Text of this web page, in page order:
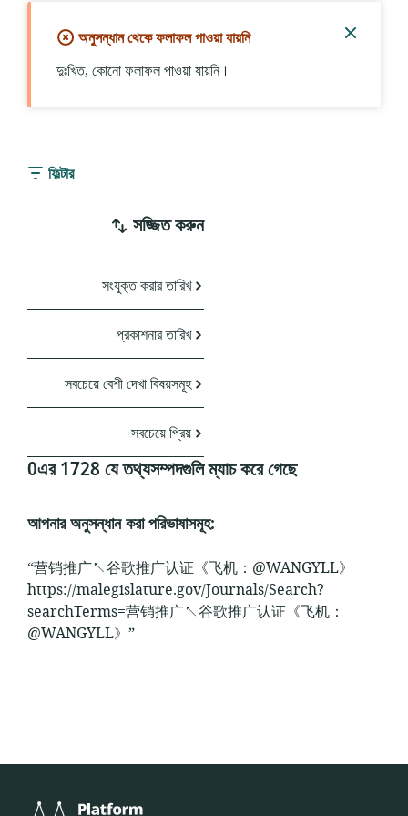
অনুসন্ধান থেকে ফলাফল পাওয়া যায়নি
দুঃখিত, কোনো ফলাফল পাওয়া যায়নি।
ফিল্টার
সজ্জিত করুন
সংযুক্ত করার তারিখ
প্রকাশনার তারিখ
সবচেয়ে বেশী দেখা বিষয়সমূহ
সবচেয়ে প্রিয়
0এর 1728 যে তথ্যসম্পদগুলি ম্যাচ করে গেছে
আপনার অনুসন্ধান করা পরিভাষাসমূহ:
“营销推广↖谷歌推广认证《飞机：@WANGYLL》
https://malegislature.gov/Journals/Search?
searchTerms=营销推广↖谷歌推广认证《飞机：
@WANGYLL》”